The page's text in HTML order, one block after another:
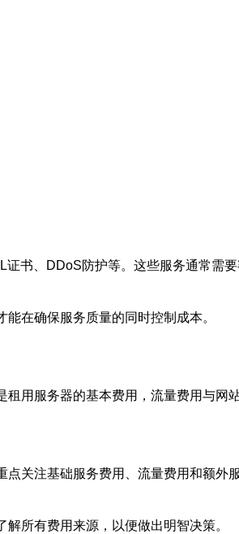
书、DDoS防护等。这些服务通常需
在确保服务质量的同时控制成本。
用服务器的基本费用，流量费用与网
关注基础服务费用、流量费用和额外服
所有费用来源，以便做出明智决策。